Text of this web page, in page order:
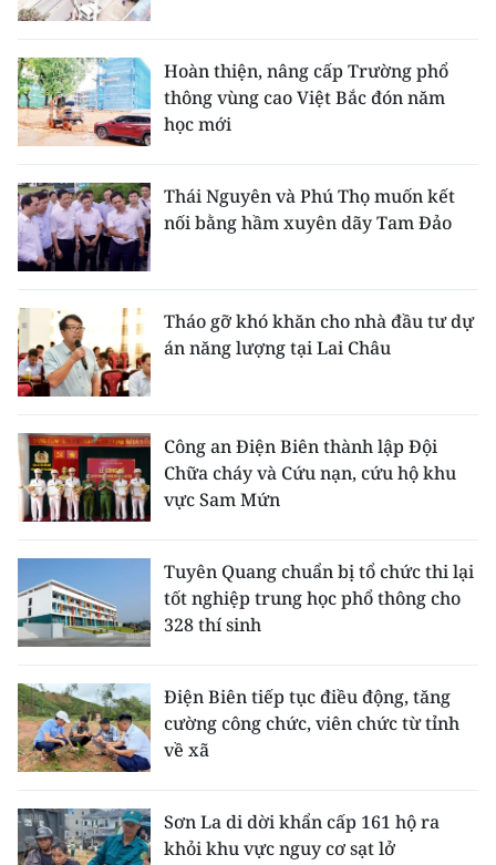
Hoàn thiện, nâng cấp Trường phổ
thông vùng cao Việt Bắc đón năm
học mới
Thái Nguyên và Phú Thọ muốn kết
nối bằng hầm xuyên dãy Tam Đảo
Tháo gỡ khó khăn cho nhà đầu tư dự
án năng lượng tại Lai Châu
Công an Điện Biên thành lập Đội
Chữa cháy và Cứu nạn, cứu hộ khu
vực Sam Mứn
Tuyên Quang chuẩn bị tổ chức thi lại
tốt nghiệp trung học phổ thông cho
328 thí sinh
Điện Biên tiếp tục điều động, tăng
cường công chức, viên chức từ tỉnh
về xã
Sơn La di dời khẩn cấp 161 hộ ra
khỏi khu vực nguy cơ sạt lở